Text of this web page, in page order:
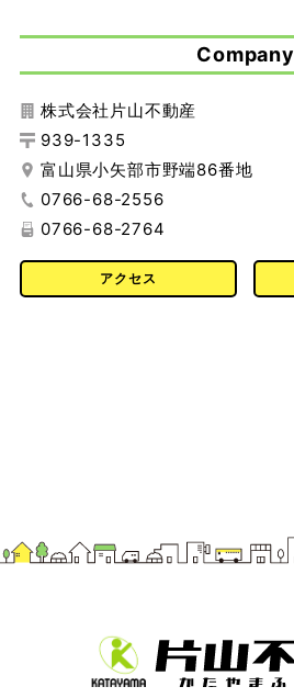
Company
株式会社片山不動産
939-1335
富山県小矢部市野端86番地
0766-68-2556
0766-68-2764
アクセス